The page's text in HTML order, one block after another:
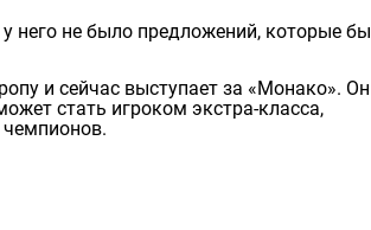
него не было предложений, которые бы
и сейчас выступает за «Монако». Он
стать игроком экстра-класса,